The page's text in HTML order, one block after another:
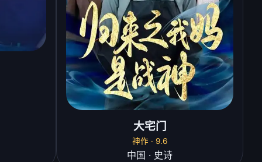
大宅门
神作 · 9.6
中国 · 史诗